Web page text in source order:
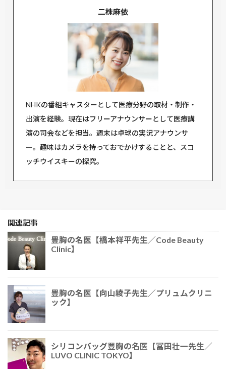
二株麻依
NHKの番組キャスターとして医療分野の取材・制作・
出演を経験。現在はフリーアナウンサーとして医療講
演の司会などを担当。週末は卓球の実況アナウンサ
ー。趣味はカメラを持っておでかけすることと、スコ
ッチウイスキーの探究。
関連記事
豊胸の名医【橋本祥平先生／Code Beauty
Clinic】
豊胸の名医【向山綾子先生／プリュムクリニ
ック】
シリコンバッグ豊胸の名医【冨田壮一先生／
LUVO CLINIC TOKYO】